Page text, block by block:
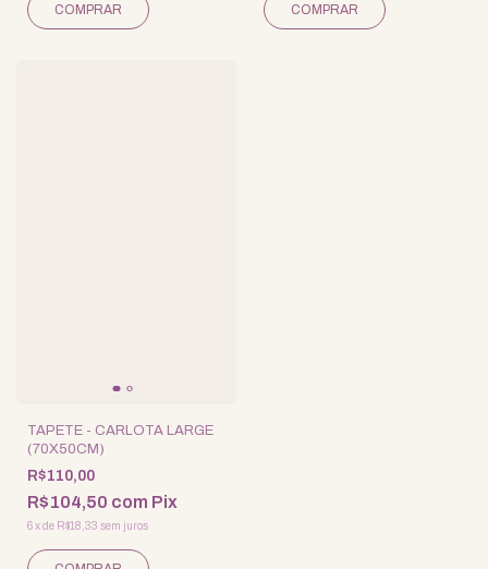
TAPETE - CARLOTA LARGE
(70X50CM)
R$110,00
R$104,50 com Pix
6xde R$18,33 sem juros